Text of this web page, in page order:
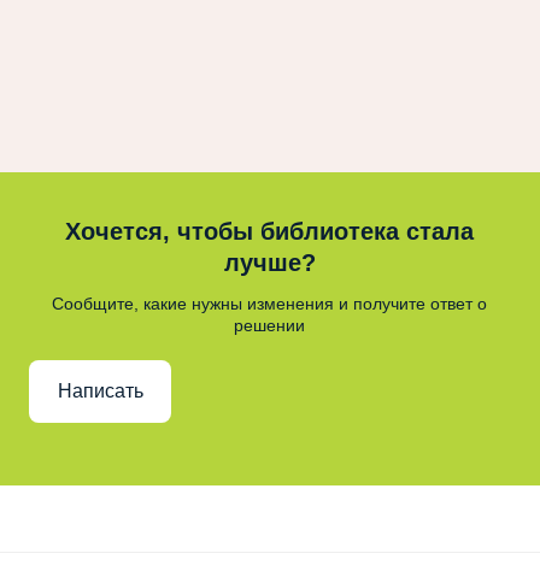
Хочется, чтобы библиотека стала
лучше?
Сообщите, какие нужны изменения и получите ответ о
решении
Написать